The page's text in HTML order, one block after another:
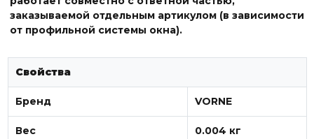
заказываемой отдельным артикулом (в зависимости
от профильной системы окна).
Свойства
Бренд VORNE
Вес 0.004 кг